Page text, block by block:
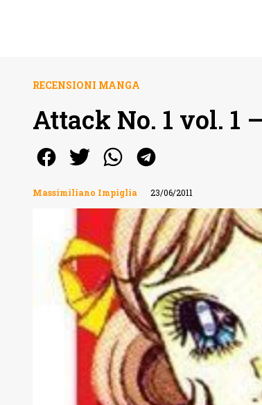
RECENSIONI MANGA
Attack No. 1 vol. 1
Massimiliano Impiglia 23/06/2011